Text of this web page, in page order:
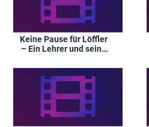
Keine Pause für Löffler
– Ein Lehrer und seine